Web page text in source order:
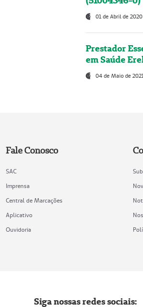
01 de Abril de 2020
Prestador
em Saúde
04 de Maio de
Fale Conosco
SAC
Imprensa
Central de Marcações
Aplicativo
Ouvidoria
Siga nossas redes sociais: